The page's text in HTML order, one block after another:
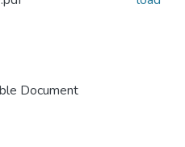
Document